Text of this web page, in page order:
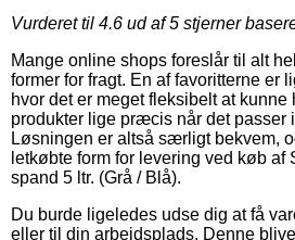
Vurderet til 4.6 ud af 5 stjerner
Mange online shops foreslår til alt
former for fragt. En af favoritterne er
hvor det er meget fleksibelt at
produkter lige præcis når det passer
Løsningen er altså særligt bekvem,
letkøbte form for levering ved køb af
spand 5 ltr. (Grå / Blå).
Du burde ligeledes udse dig at få
eller til din arbejdsplads. Denne